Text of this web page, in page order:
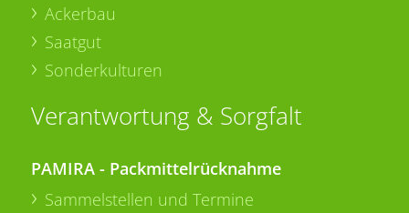
Ackerbau
Saatgut
Sonderkulturen
Verantwortung & Sorgfalt
PAMIRA - Packmittelrücknahme
Sammelstellen und Termine